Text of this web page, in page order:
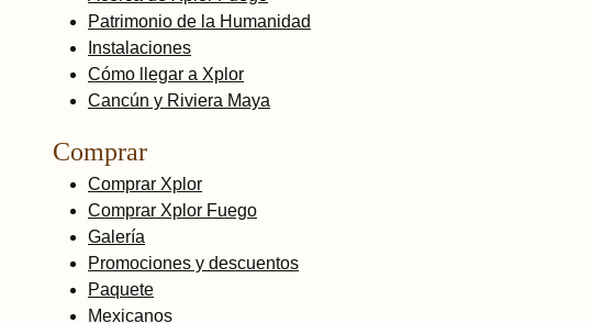
Patrimonio de la Humanidad
Instalaciones
Cómo llegar a Xplor
Cancún y Riviera Maya
Comprar
Comprar Xplor
Comprar Xplor Fuego
Galería
Promociones y descuentos
Paquete
Mexicanos